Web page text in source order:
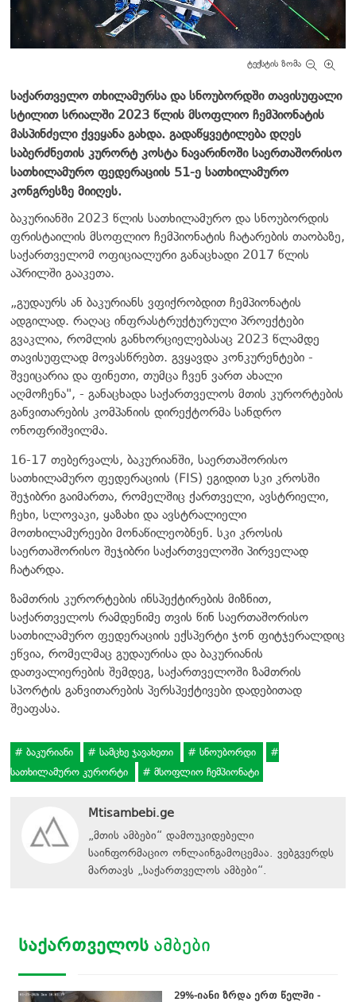
ტექსტის ზომა
საქართველო თხილამურსა და სნოუბორდში თავისუფალი
სტილით სრიალში 2023 წლის მსოფლიო ჩემპიონატის
მასპინძელი ქვეყანა გახდა. გადაწყვეტილება დღეს
საბერძნეთის კურორტ კოსტა ნავარინოში საერთაშორისო
სათხილამურო ფედერაციის 51-ე სათხილამურო
კონგრესზე მიიღეს.
ბაკურიანში 2023 წლის სათხილამურო და სნოუბორდის
ფრისტაილის მსოფლიო ჩემპიონატის ჩატარების თაობაზე,
საქართველომ ოფიციალური განაცხადი 2017 წლის
აპრილში გააკეთა.
„გუდაურს ან ბაკურიანს ვფიქრობდით ჩემპიონატის
ადგილად. რაღაც ინფრასტრუქტურული პროექტები
გვაკლია, რომლის განხორციელებასაც 2023 წლამდე
თავისუფლად მოვასწრებთ. გვყავდა კონკურენტები -
შვეიცარია და ფინეთი, თუმცა ჩვენ ვართ ახალი
აღმოჩენა", - განაცხადა საქართველოს მთის კურორტების
განვითარების კომპანიის დირექტორმა სანდრო
ონოფრიშვილმა.
16-17 თებერვალს, ბაკურიანში, საერთაშორისო
სათხილამურო ფედერაციის (FIS) ეგიდით სკი კროსში
შეჯიბრი გაიმართა, რომელშიც ქართველი, ავსტრიელი,
ჩეხი, სლოვაკი, ყაზახი და ავსტრალიელი
მოთხილამურეები მონაწილეობნენ. სკი კროსის
საერთაშორისო შეჯიბრი საქართველოში პირველად
ჩატარდა.
ზამთრის კურორტების ინსპექტირების მიზნით,
საქართველოს რამდენიმე თვის წინ საერთაშორისო
სათხილამურო ფედერაციის ექსპერტი ჯონ ფიტჯერალდიც
ეწვია, რომელმაც გუდაურისა და ბაკურიანის
დათვალიერების შემდეგ, საქართველოში ზამთრის
სპორტის განვითარების პერსპექტივები დადებითად
შეაფასა.
ბაკურიანი სამცხე ჯავახეთი
სნოუბორდი
სათხილამურო კურორტი
მსოფლიო ჩემპიონატი
Mtisambebi.ge
„მთის ამბები“ დამოუკიდებელი
საინფორმაციო ონლაინგამოცემაა. ვებგვერდს
მართავს „საქართველოს ამბები“.
ᲡᲐᲥᲐᲠᲗᲕᲔᲚᲝᲡ ᲐᲛᲑᲔᲑᲘ
29%-იანი ზრდა ერთ წელში -